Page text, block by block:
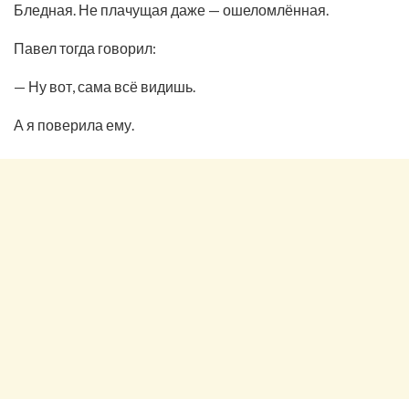
Бледная. Не плачущая даже — ошеломлённая.
Павел тогда говорил:
— Ну вот, сама всё видишь.
А я поверила ему.